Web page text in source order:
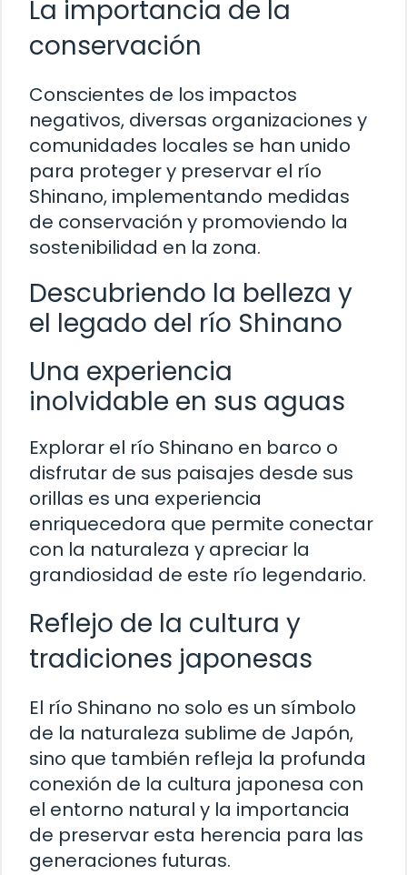
La importancia de la
conservación
Conscientes de los impactos
negativos, diversas organizaciones y
comunidades locales se han unido
para proteger y preservar el río
Shinano, implementando medidas
de conservación y promoviendo la
sostenibilidad en la zona.
Descubriendo la belleza y
el legado del río Shinano
Una experiencia
inolvidable en sus aguas
Explorar el río Shinano en barco o
disfrutar de sus paisajes desde sus
orillas es una experiencia
enriquecedora que permite conectar
con la naturaleza y apreciar la
grandiosidad de este río legendario.
Reflejo de la cultura y
tradiciones japonesas
El río Shinano no solo es un símbolo
de la naturaleza sublime de Japón,
sino que también refleja la profunda
conexión de la cultura japonesa con
el entorno natural y la importancia
de preservar esta herencia para las
generaciones futuras.